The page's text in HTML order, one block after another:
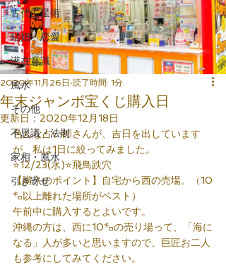
古代占星術
結婚・恋愛
潜在意識
風水
その他
不思議・法則
家相・風水
引き寄せ
年末ジャンボ宝くじ購入日
2020年11月26日 読了時間: 1分
更新日： 2020年12月18日
色んな占い師さんが、吉日を出しています
が、私は1日に絞ってみました。
⭐12/23(水)⭐飛鳥跌穴
【購入のポイント】自宅から西の売場。（10
㌔以上離れた場所がベスト）
午前中に購入するとよいです。
沖縄の方は、西に10㌔の売り場って、「海に
なる」人が多いと思いますので、巨匠お二人
も参考にしてみてください。